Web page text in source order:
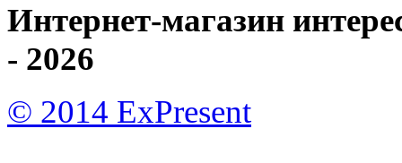
Интернет-магазин
- 2026
© 2014 ExPresent